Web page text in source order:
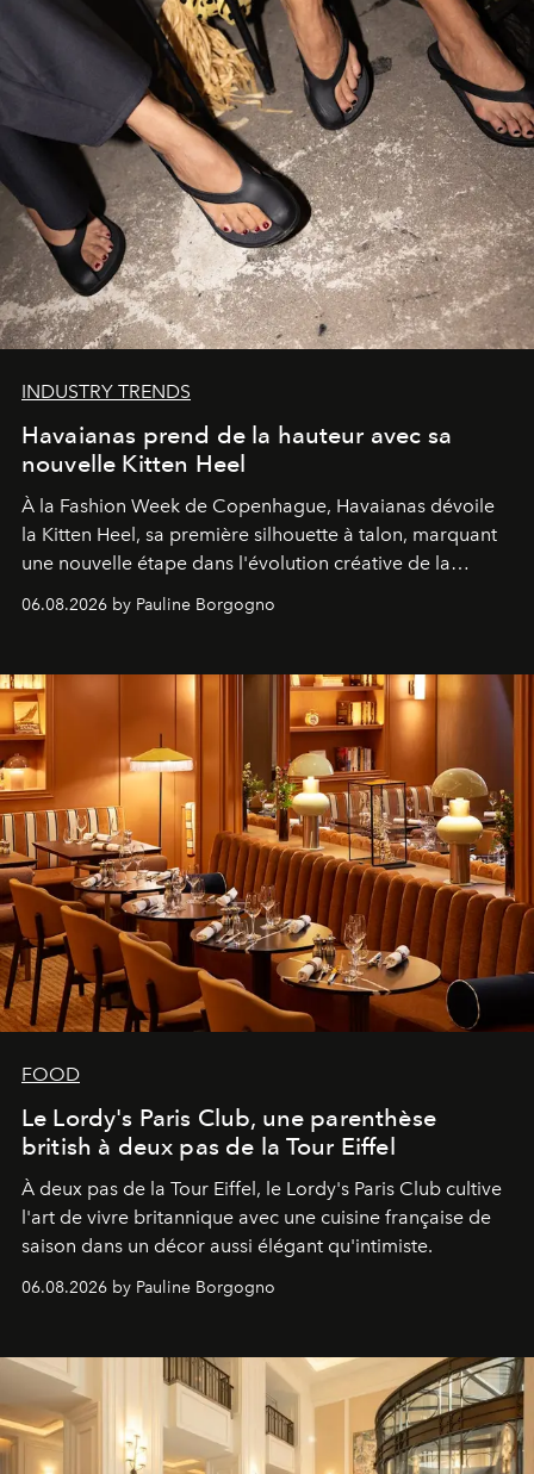
INDUSTRY TRENDS
Havaianas prend de la hauteur avec sa
nouvelle Kitten Heel
À la Fashion Week de Copenhague, Havaianas dévoile
la Kitten Heel, sa première silhouette à talon, marquant
une nouvelle étape dans l'évolution créative de la
06.08.2026 by Pauline Borgogno
FOOD
Le Lordy's Paris Club, une parenthèse
british à deux pas de la Tour Eiffel
À deux pas de la Tour Eiffel, le Lordy's Paris Club cultive
l'art de vivre britannique avec une cuisine française de
saison dans un décor aussi élégant qu'intimiste.
06.08.2026 by Pauline Borgogno